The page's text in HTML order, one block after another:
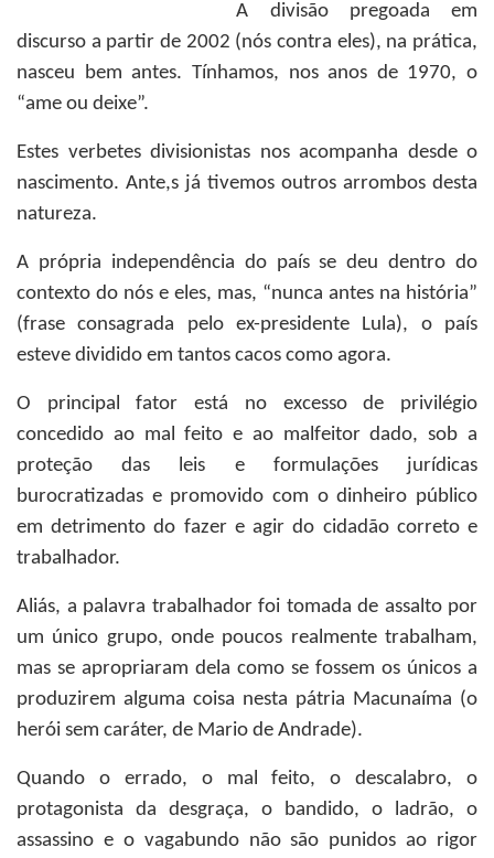
A divisão pregoada em
discurso a partir de 2002 (nós contra eles), na prática,
nasceu bem antes. Tínhamos, nos anos de 1970, o
“ame ou deixe”.
Estes verbetes divisionistas nos acompanha desde o
nascimento. Ante,s já tivemos outros arrombos desta
natureza.
A própria independência do país se deu dentro do
contexto do nós e eles, mas, “nunca antes na história”
(frase consagrada pelo ex-presidente Lula), o país
esteve dividido em tantos cacos como agora.
O principal fator está no excesso de privilégio
concedido ao mal feito e ao malfeitor dado, sob a
proteção das leis e formulações jurídicas
burocratizadas e promovido com o dinheiro público
em detrimento do fazer e agir do cidadão correto e
trabalhador.
Aliás, a palavra trabalhador foi tomada de assalto por
um único grupo, onde poucos realmente trabalham,
mas se apropriaram dela como se fossem os únicos a
produzirem alguma coisa nesta pátria Macunaíma (o
herói sem caráter, de Mario de Andrade).
Quando o errado, o mal feito, o descalabro, o
protagonista da desgraça, o bandido, o ladrão, o
assassino e o vagabundo não são punidos ao rigor